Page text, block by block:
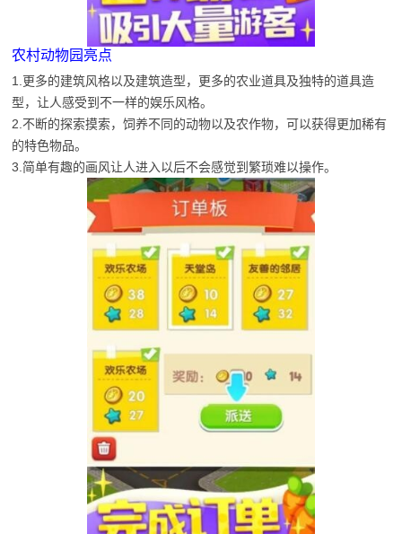
农村动物园亮点
1.更多的建筑风格以及建筑造型，更多的农业道具及独特的道具造
型，让人感受到不一样的娱乐风格。
2.不断的探索摸索，饲养不同的动物以及农作物，可以获得更加稀有
的特色物品。
3.简单有趣的画风让人进入以后不会感觉到繁琐难以操作。